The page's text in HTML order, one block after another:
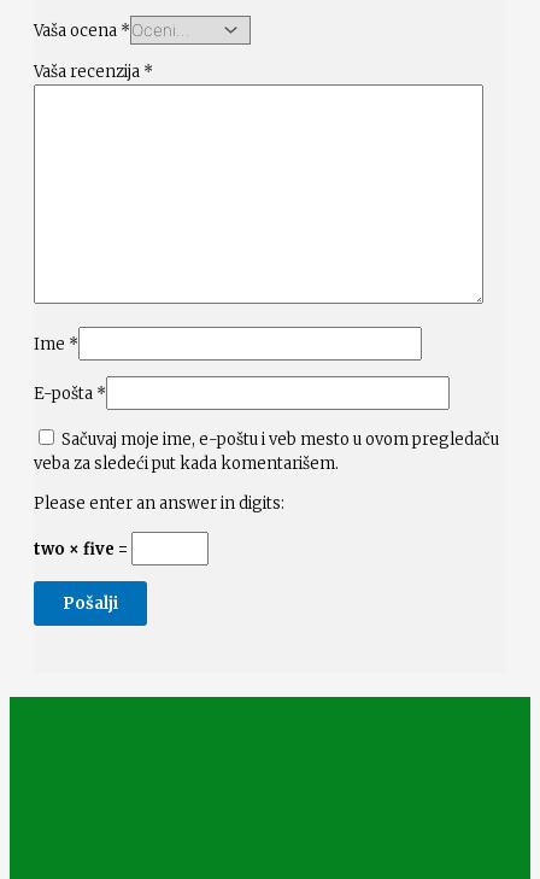
Vaša ocena *
Vaša recenzija *
Ime *
E-pošta *
Sačuvaj moje ime, e-poštu i veb mesto u ovom pregledaču
veba za sledeći put kada komentarišem.
Please enter an answer in digits:
two × five =